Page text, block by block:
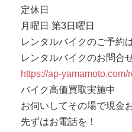
定休日
月曜日 第3日曜日
レンタルバイクのご予約
レンタルバイクのお問合
https://ap-yamamoto.com/
バイク高価買取実施中
お伺いしてその場で現金
先ずはお電話を！